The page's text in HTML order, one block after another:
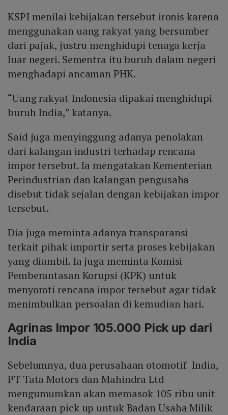
KSPI menilai kebijakan tersebut ironis karena
menggunakan uang rakyat yang bersumber
dari pajak, justru menghidupi tenaga kerja
luar negeri. Sementra itu buruh dalam negeri
menghadapi ancaman PHK.
“Uang rakyat Indonesia dipakai menghidupi
buruh India,” katanya.
Said juga menyinggung adanya penolakan
dari kalangan industri terhadap rencana
impor tersebut. Ia mengatakan Kementerian
Perindustrian dan kalangan pengusaha
disebut tidak sejalan dengan kebijakan impor
tersebut.
Dia juga meminta adanya transparansi
terkait pihak importir serta proses kebijakan
yang diambil. Ia juga meminta Komisi
Pemberantasan Korupsi (KPK) untuk
menyoroti rencana impor tersebut agar tidak
menimbulkan persoalan di kemudian hari.
Agrinas Impor 105.000 Pick up dari
India
Sebelumnya, dua perusahaan otomotif India,
PT Tata Motors dan Mahindra Ltd
mengumumkan akan memasok 105 ribu unit
kendaraan pick up untuk Badan Usaha Milik